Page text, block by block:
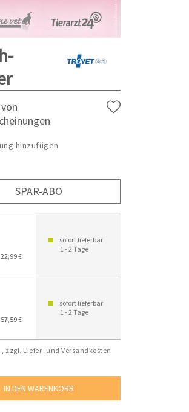
hinzufügen
SPAR-ABO
€
sofort lieferbar
1 - 2 Tage
€
sofort lieferbar
1 - 2 Tage
zzgl. Liefer- und Versandkosten